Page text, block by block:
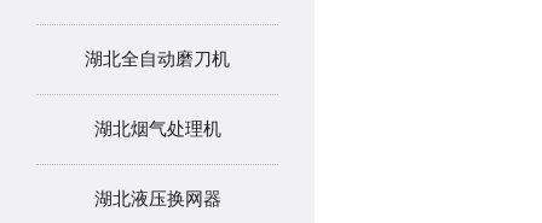
湖北全自动磨刀机
湖北烟气处理机
湖北液压换网器